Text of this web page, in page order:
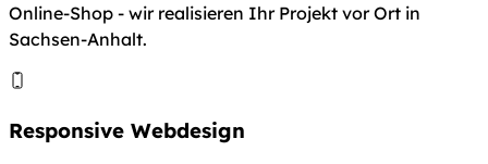
Online-Shop - wir realisieren Ihr Projekt vor Ort in
Sachsen-Anhalt.
Responsive Webdesign